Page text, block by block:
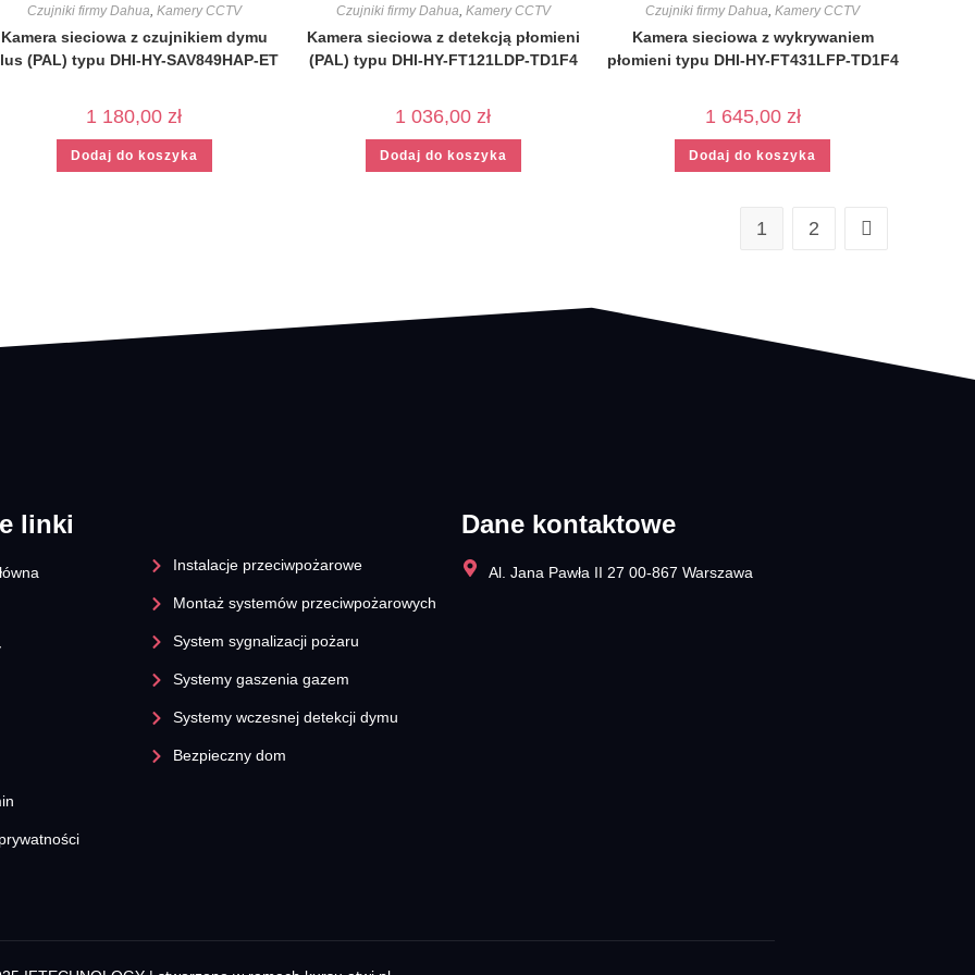
Czujniki firmy Dahua Kamery CCTV
Kamera sieciowa z czujnikiem dymu
(PAL) typu DHI-HY-SAV849HAP-ET
1 180,00 zł
Dodaj do koszyka
Czujniki firmy Dahua Kamery CCTV
Kamera sieciowa z detekcją płomieni
(PAL) typu DHI-HY-FT121LDP-TD1F4
1 036,00 zł
Dodaj do koszyka
Czujniki firmy Dahua ,Kamery CCTV
Kamera sieciowa z wykrywaniem
płomieni typu DHI-HY-FT431LFP-TD1F4
1 645,00 zł
Dodaj do koszyka
1 2
linki
Instalacje przeciwpożarowe
Montaż systemów przeciwpożarowych
System sygnalizacji pożaru
Systemy gaszenia gazem
Systemy wczesnej detekcji dymu​
Bezpieczny dom
Dane kontaktowe
Al. Jana Pawła II 27 00-867 Warszawa